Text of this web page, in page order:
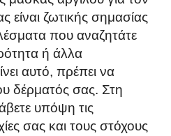
είναι ζωτικής σημασίας
που αναζητάτε
ή άλλα
αυτό, πρέπει να
δέρματός σας. Στη
υπόψη τις
σας και τους στόχους